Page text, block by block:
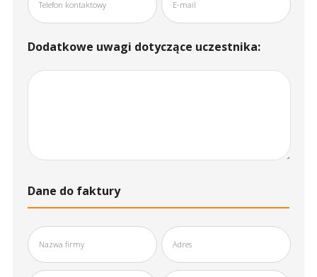
Dodatkowe uwagi dotyczące uczestnika:
Dane do faktury